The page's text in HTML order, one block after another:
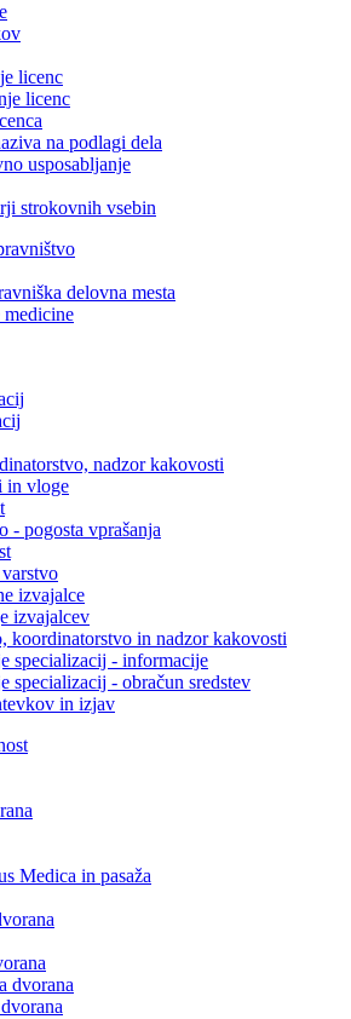
licenc
licenc
na podlagi dela
usposabljanje
strokovnih vsebin
delovna mesta
nadzor kakovosti
in vloge
- pogosta vprašanja
izvajalce
izvajalcev
koordinatorstvo in nadzor kakovosti
specializacij - informacije
specializacij - obračun sredstev
in izjav
Medica in pasaža
dvorana